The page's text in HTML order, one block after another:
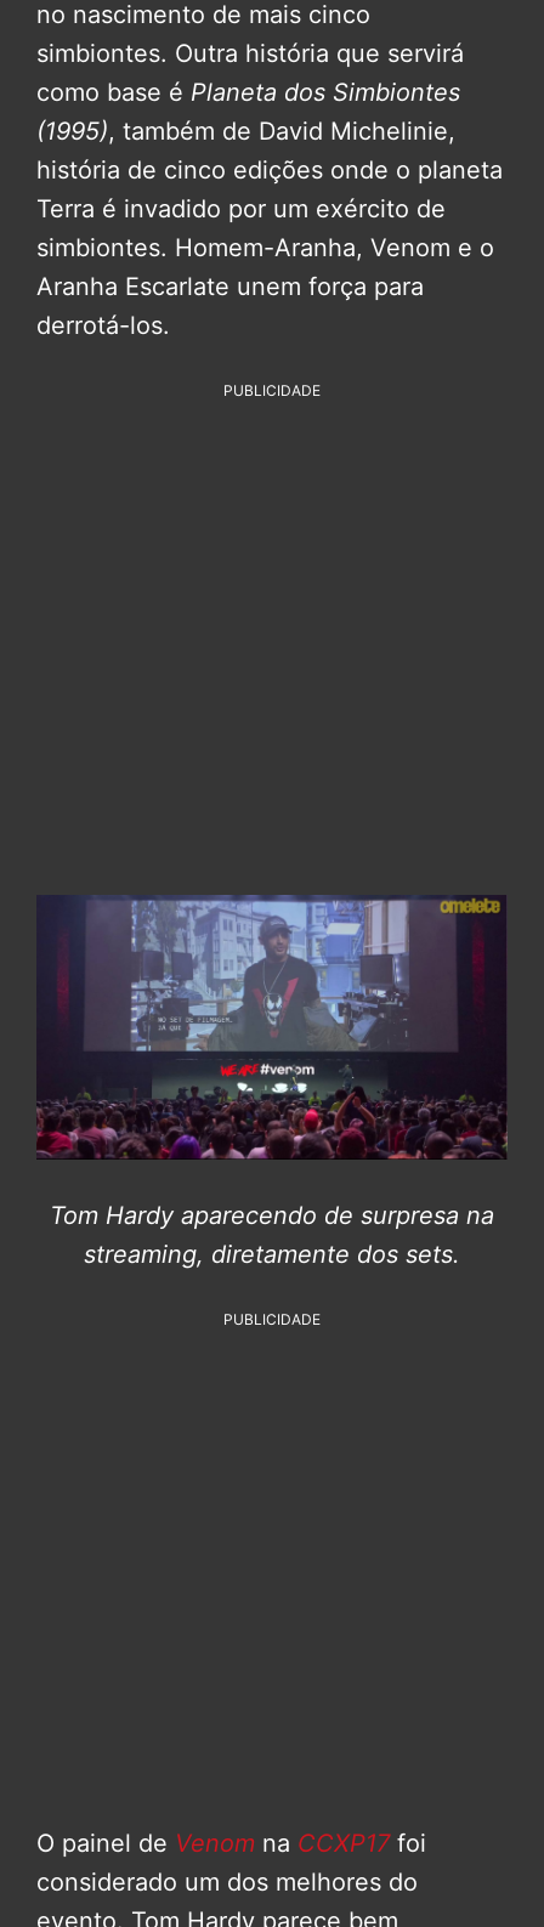
no nascimento de mais cinco
simbiontes. Outra história que servirá
como base é Planeta dos Simbiontes
(1995), também de David Michelinie,
história de cinco edições onde o planeta
Terra é invadido por um exército de
simbiontes. Homem-Aranha, Venom e o
Aranha Escarlate unem força para
derrotá-los.
PUBLICIDADE
Tom Hardy aparecendo de surpresa na
streaming, diretamente dos sets.
PUBLICIDADE
O painel de Venom na CCXP17foi
considerado um dos melhores do